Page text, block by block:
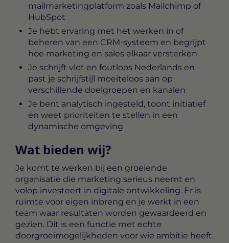
mailmarketingplatform zoals Mailchimp of
HubSpot
Je hebt ervaring met het werken in of
beheren van een CRM-systeem en begrijpt
hoe marketing en sales elkaar versterken
Je schrijft vlot en foutloos Nederlands en
past je schrijfstijl moeiteloos aan op
verschillende doelgroepen en kanalen
Je bent analytisch ingesteld, toont initiatief
en weet prioriteiten te stellen in een
dynamische omgeving
Wat bieden wij?
Je komt te werken bij een groeiende
organisatie die marketing serieus neemt en
volop investeert in digitale ontwikkeling. Er is
ruimte voor eigen inbreng en je werkt in een
team waar resultaten worden gewaardeerd en
gezien. Dit is een functie met echte
doorgroeimogelijkheden voor wie ambitie heeft.